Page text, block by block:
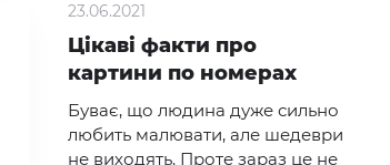
23.06.2021
Цікаві факти про
картини по номерах
Буває, що людина дуже сильно
любить малювати, але шедеври
не виходять. Проте зараз це не